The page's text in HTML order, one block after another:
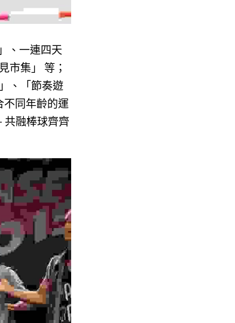
、一連四天
市集」 等；
、「節奏遊
不同年齡的運
共融棒球齊齊